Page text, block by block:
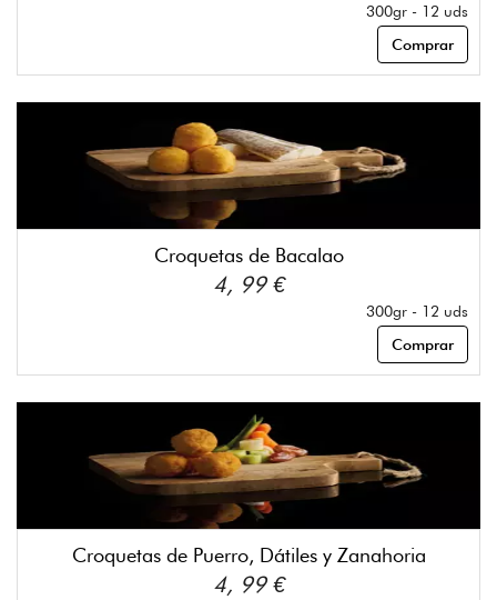
300gr - 12 uds
Comprar
Croquetas de Bacalao
4, 99 €
300gr - 12 uds
Comprar
Croquetas de Puerro, Dátiles y Zanahoria
4, 99 €